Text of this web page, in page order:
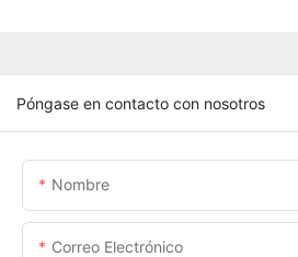
Póngase en contacto con nosotros
Nombre
Correo Electrónico